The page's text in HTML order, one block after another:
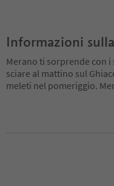
Informazioni
Merano ti sorprende con
sciare al mattino sul
meleti nel pomeriggio.